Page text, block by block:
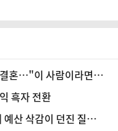
혼…"이 사람이라면
흑자 전환
산 삭감이 던진 질문